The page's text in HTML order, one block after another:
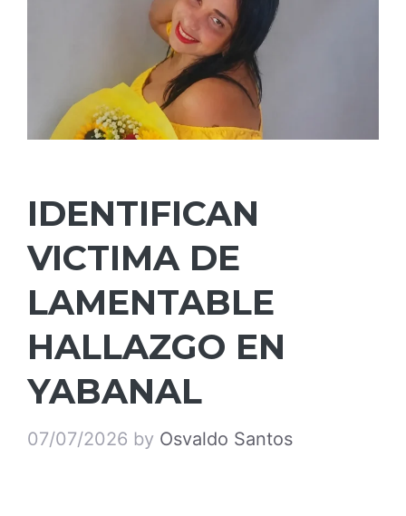
IDENTIFICAN
VICTIMA DE
LAMENTABLE
HALLAZGO EN
YABANAL
07/07/2026 by Osvaldo Santos